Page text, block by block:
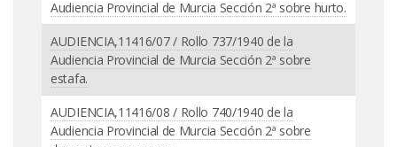
Audiencia Provincial de Murcia Sección 2ª sobre hurto.
AUDIENCIA,11416/07 / Rollo 737/1940 de la
Audiencia Provincial de Murcia Sección 2ª sobre
estafa.
AUDIENCIA,11416/08 / Rollo 740/1940 de la
Audiencia Provincial de Murcia Sección 2ª sobre